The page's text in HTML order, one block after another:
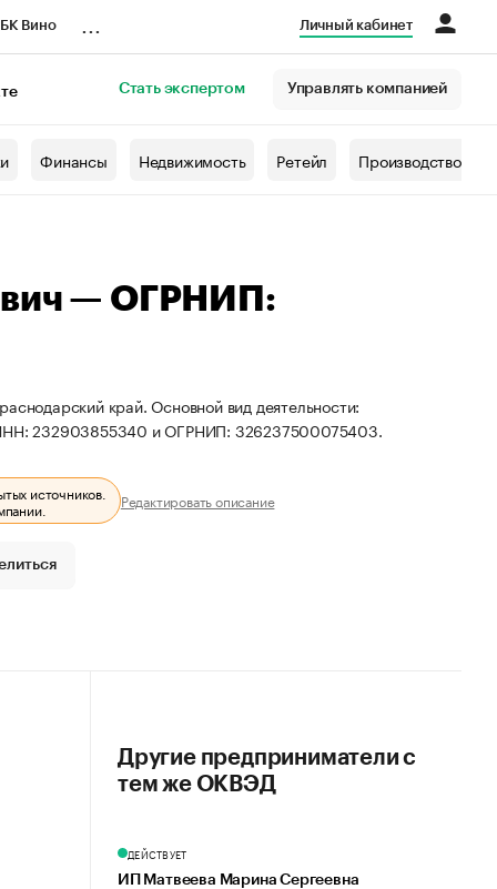
Вино Личный кабинет
Стать экспертом Управлять компанией
Финансы Недвижимость Ретейл Производство
— ОГРНИП:
край. Основной вид деятельности:
ИНН: 232903855340 и ОГРНИП: 326237500075403.
источников.
Редактировать описание
Другие предприниматели с
тем же ОКВЭД
ДЕЙСТВУЕТ
ИП Матвеева Марина Сергеевна